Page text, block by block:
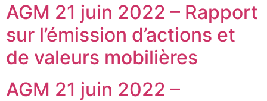
AGM 21 juin 2022 – Rapport
sur l’émission d’actions et
de valeurs mobilières
AGM 21 juin 2022 –